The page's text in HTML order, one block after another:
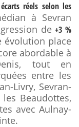
réels selon les
à Sevran
de+3 %
évolution place
abordable à
tout en
entre les
Livry, Sevran-
Beaudottes,
avec Aulnay-